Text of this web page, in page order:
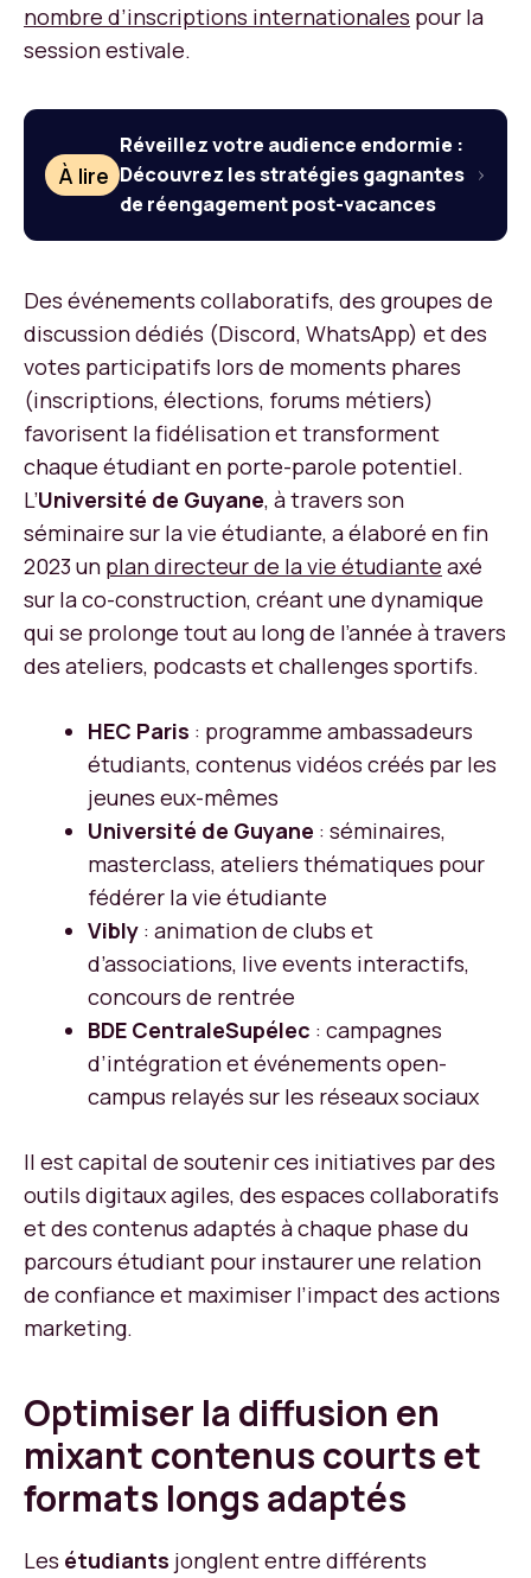
nombre d’inscriptions internationales pour la
session estivale.
À lire
Réveillez votre audience endormie :
Découvrez les stratégies gagnantes
de réengagement post-vacances
Des événements collaboratifs, des groupes de
discussion dédiés (Discord, WhatsApp) et des
votes participatifs lors de moments phares
(inscriptions, élections, forums métiers)
favorisent la fidélisation et transforment
chaque étudiant en porte-parole potentiel.
L’Université de Guyane, à travers son
séminaire sur la vie étudiante, a élaboré en fin
2023 un plan directeur de la vie étudiante axé
sur la co-construction, créant une dynamique
qui se prolonge tout au long de l’année à travers
des ateliers, podcasts et challenges sportifs.
HEC Paris : programme ambassadeurs
étudiants, contenus vidéos créés par les
jeunes eux-mêmes
Université de Guyane : séminaires,
masterclass, ateliers thématiques pour
fédérer la vie étudiante
Vibly : animation de clubs et
d’associations, live events interactifs,
concours de rentrée
BDE CentraleSupélec : campagnes
d’intégration et événements open-
campus relayés sur les réseaux sociaux
Il est capital de soutenir ces initiatives par des
outils digitaux agiles, des espaces collaboratifs
et des contenus adaptés à chaque phase du
parcours étudiant pour instaurer une relation
de confiance et maximiser l’impact des actions
marketing.
Optimiser la diffusion en
mixant contenus courts et
formats longs adaptés
Les étudiants jonglent entre différents